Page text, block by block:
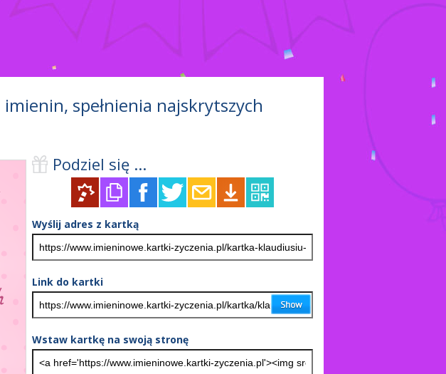
spełnienia najskrytszych
Podziel się ...
Wyślij adres z kartką
Link do kartki
Wstaw kartkę na swoją stronę